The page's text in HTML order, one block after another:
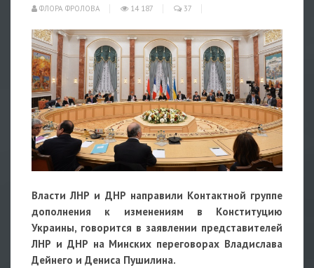
ФЛОРА ФРОЛОВА
14 187 37
Власти ЛНР и ДНР направили Контактной группе
дополнения к изменениям в Конституцию
Украины, говорится в заявлении представителей
ЛНР и ДНР на Минских переговорах Владислава
Дейнего и Дениса Пушилина.